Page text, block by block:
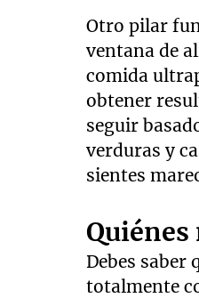
Otro pilar
ventana de
comida
obtener
seguir
verduras y
sientes
Debes saber
totalmente